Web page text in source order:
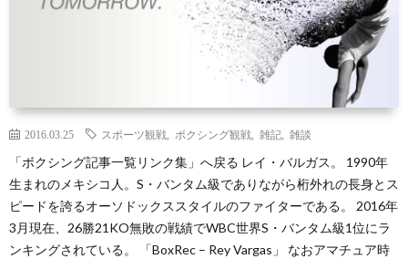
2016.03.25 スポーツ観戦 ボクシング観戦 雑記 雑談
「ボクシング記事一覧リンク集」へ戻る レイ・バルガス。 1990年
生まれのメキシコ人。S・バンタム級でありながら桁外れの長身とス
ピードを誇るオーソドックススタイルのファイターである。 2016年
3月現在、26勝21KO無敗の戦績でWBC世界S・バンタム級1位にラ
ンキングされている。 「BoxRec – Rey Vargas」 なおアマチュア時